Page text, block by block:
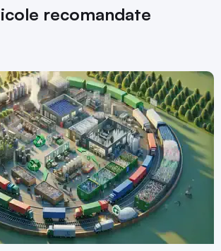
recomandate